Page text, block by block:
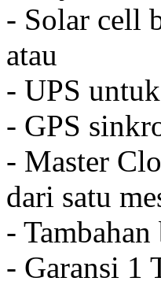
- Solar cell
atau
- UPS
- GPS
- Master
dari satu
-
- Garansi 1